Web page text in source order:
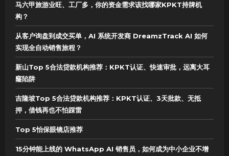
马六甲旅游业旺、工厂多，你的资金需求该找哪家KPKT持牌机
构？
从客户询盘到成交买单，AI 系统开发商 DreamzTrack AI 如何
实现全自动销售旅程？
新山Top 5合法贷款机构推荐：KPKT认证、快速审批，远离大耳
窿陷阱
吉隆坡Top 5合法贷款机构推荐：KPKT认证、3天批款、无抵
押，借钱再也不怕踩雷
Top 5怡保眼镜店推荐
15分钟能上线的 WhatsApp AI 销售员，如何成为中小企业不增